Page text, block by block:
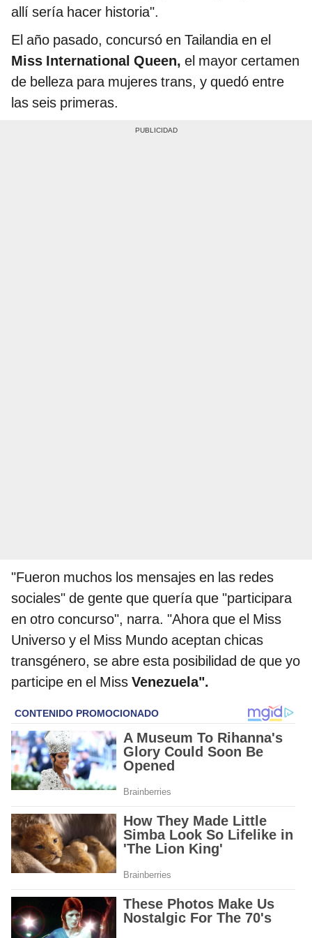
allí sería hacer historia".
El año pasado, concursó en Tailandia en el
Miss International Queen, el mayor certamen
de belleza para mujeres trans, y quedó entre
las seis primeras.
"Fueron muchos los mensajes en las redes
sociales" de gente que quería que "participara
en otro concurso", narra. "Ahora que el Miss
Universo y el Miss Mundo aceptan chicas
transgénero, se abre esta posibilidad de que yo
participe en el Miss Venezuela".